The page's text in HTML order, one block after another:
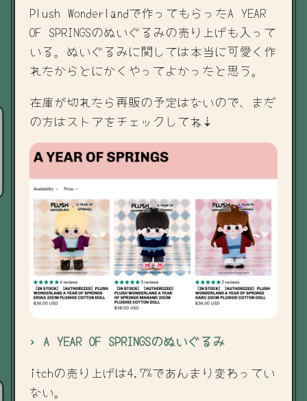
Plush Wonderlandで作ってもらったA YEAR
OF SPRINGSのぬいぐるみの売り上げも入って
いる。ぬいぐるみに関しては本当に可愛く作
れたからとにかくやってよかったと思う。
在庫が切れたら再販の予定はないので、まだ
の方はストアをチェックしてね⇣
› A YEAR OF SPRINGSのぬいぐるみ
itchの売り上げは4.7%であんまり変わってい
ない。